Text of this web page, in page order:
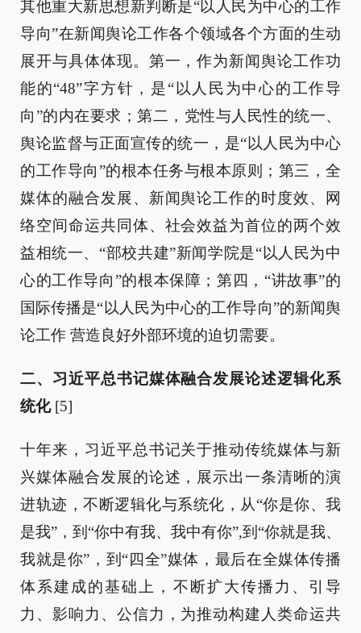
其他重大新思想新判断是“以人民为中心的工作
导向”在新闻舆论工作各个领域各个方面的生动
展开与具体体现。第一，作为新闻舆论工作功
能的“48”字方针，是“以人民为中心的工作导
向”的内在要求；第二，党性与人民性的统一、
舆论监督与正面宣传的统一，是“以人民为中心
的工作导向”的根本任务与根本原则；第三，全
媒体的融合发展、新闻舆论工作的时度效、网
络空间命运共同体、社会效益为首位的两个效
益相统一、“部校共建”新闻学院是“以人民为中
心的工作导向”的根本保障；第四，“讲故事”的
国际传播是“以人民为中心的工作导向”的新闻舆
论工作 营造良好外部环境的迫切需要。
二、习近平总书记媒体融合发展论述逻辑化系
统化[5]
十年来，习近平总书记关于推动传统媒体与新
兴媒体融合发展的论述，展示出一条清晰的演
进轨迹，不断逻辑化与系统化，从“你是你、我
是我”，到“你中有我、我中有你”,到“你就是我、
我就是你”，到“四全”媒体，最后在全媒体传播
体系建成的基础上，不断扩大传播力、引导
力、影响力、公信力，为推动构建人类命运共